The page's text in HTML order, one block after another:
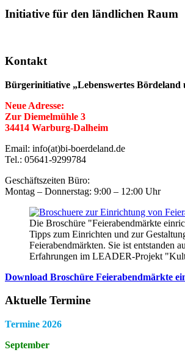
Initiative für den ländlichen Raum
Kontakt
Bürgerinitiative „Lebenswertes Bördeland
Neue Adresse:
Zur Diemelmühle 3
34414 Warburg-Dalheim
Email: info(at)bi-boerdeland.de
Tel.: 05641-9299784
Geschäftszeiten Büro:
Montag – Donnerstag: 9:00 – 12:00 Uhr
Die Broschüre "Feierabendmärkte
Tipps zum Einrichten und zur
Feierabendmärkten. Sie ist entstanden
Erfahrungen im LEADER-Projekt
Download Broschüre Feierabendmärkte
Aktuelle Termine
Termine 2026
September